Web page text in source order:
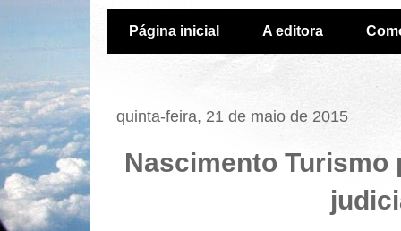
Página inicial A editora
quinta-feira, 21 de maio de 2015
Nascimento Turismo